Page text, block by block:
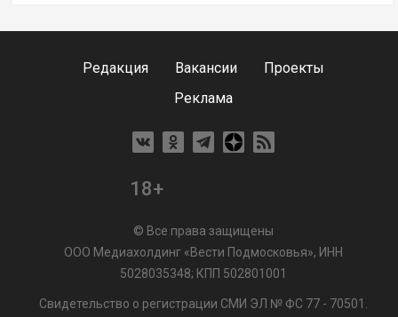
Редакция Вакансии
Проекты
Реклама
18+
© Все права защищены
ООО Медиахолдинг «Вести Подмосковья», ИНН
5028035348; КПП 502801001
Свидетельство о регистрации СМИ ЭЛ № ФС 77 - 70501.